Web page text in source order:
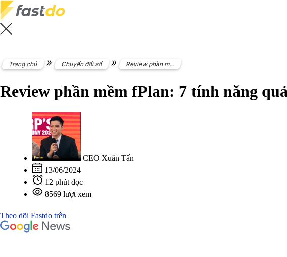
Trang chủ » Chuyển đổi số » Review phần m...
Review phần mềm fPlan: 7 tính năng
CEO Xuân Tấn
13/06/2024
12 phút đọc
8569 lượt xem
Theo dõi Fastdo trên